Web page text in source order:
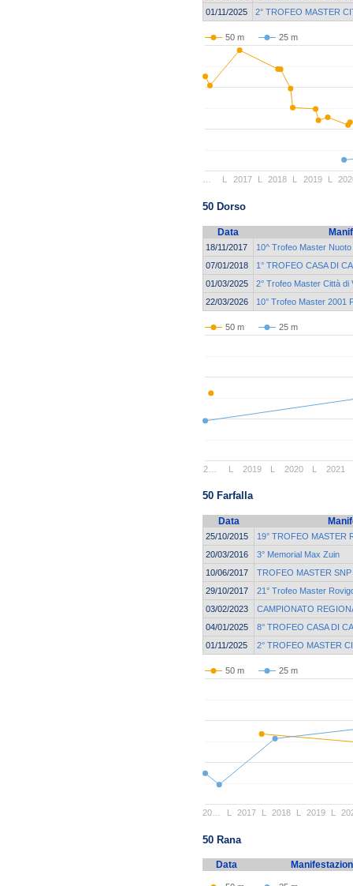
01/11/2025
2° TROFEO MASTER
50 m 25 m
2017 2018 2019
50 Dorso
Data
18/11/2017
10^ Trofeo Master
07/01/2018
1° TROFEO CASA DI
01/03/2025
2° Trofeo Master Città di
22/03/2026
10° Trofeo Master 2001
50 m 25 m
2… 2019 2020 2021
L L L
50 Farfalla
Data
25/10/2015
19° TROFEO MASTER
20/03/2016
3° Memorial Max Zuin
10/06/2017
TROFEO MASTER
29/10/2017
21° Trofeo Master
03/02/2023
CAMPIONATO
04/01/2025
8° TROFEO CASA DI
01/11/2025
2° TROFEO MASTER
50 m 25 m
20… 2017 2018 2019
L L L L
50 Rana
Data